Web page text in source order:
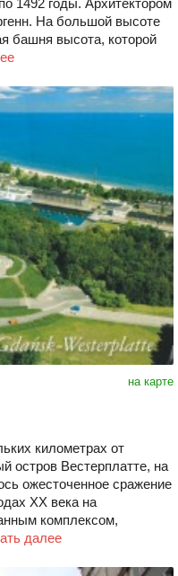
На большой высоте
башня высота, которой
на карте
километрах от
остров Вестерплатте, на
ожесточенное сражение
ХХ века на
комплексом,
далее